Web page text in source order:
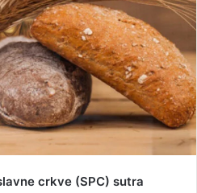
crkve (SPC) sutra